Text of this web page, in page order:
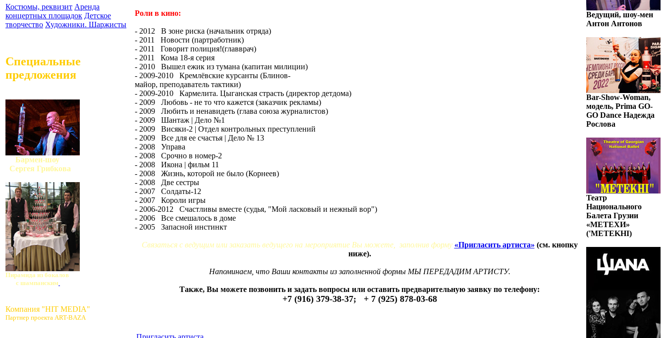
Костюмы, реквизит Аренда
концертных площадок Детское
творчество Художники. Шаржисты
Специальные
предложения
Бармен-шоу
Сергея Грибкова
Пирамида из бокалов
с шампанским
Компания "HIT MEDIA"
Партнер проекта ART-BAZA
Роли в кино:
- 2012 В зоне риска (начальник отряда)
- 2011 Новости (партработник)
- 2011 Говорит полиция!(главврач)
- 2011 Кома 18-я серия
- 2010 Вышел ежик из тумана (капитан милиции)
- 2009-2010 Кремлёвские курсанты (Блинов-
майор, преподаватель тактики)
- 2009-2010 Кармелита. Цыганская страсть (директор детдома)
- 2009 Любовь - не то что кажется (заказчик рекламы)
- 2009 Любить и ненавидеть (глава союза журналистов)
- 2009 Шантаж | Дело №1
- 2009 Висяки-2 | Отдел контрольных преступлений
- 2009 Все для ее счастья | Дело № 13
- 2008 Управа
- 2008 Срочно в номер-2
- 2008 Икона | фильм 11
- 2008 Жизнь, которой не было (Корнеев)
- 2008 Две сестры
- 2007 Солдаты-12
- 2007 Короли игры
- 2006-2012 Счастливы вместе (судья, "Мой ласковый и нежный вор")
- 2006 Все смешалось в доме
- 2005 Запасной инстинкт
Связаться с ведущим или заказать ведущего на мероприятие Вы можете, заполнив форму «Пригласить артиста» (см. кнопку
ниже).
Напоминаем, что Ваши контакты из заполненной формы МЫ ПЕРЕДАДИМ АРТИСТУ.
Также, Вы можете позвонить и задать вопросы или оставить предварительную заявку по телефону:
+7 (916) 379-38-37; + 7 (925) 878-03-68
Ведущий, шоу-мен
Антон Антонов
Bar-Show-Woman,
модель, Prima GO-
GO Dance Надежда
Рослова
Театр
Национального
Балета Грузии
«МЕТЕХИ»
('METEKHI)